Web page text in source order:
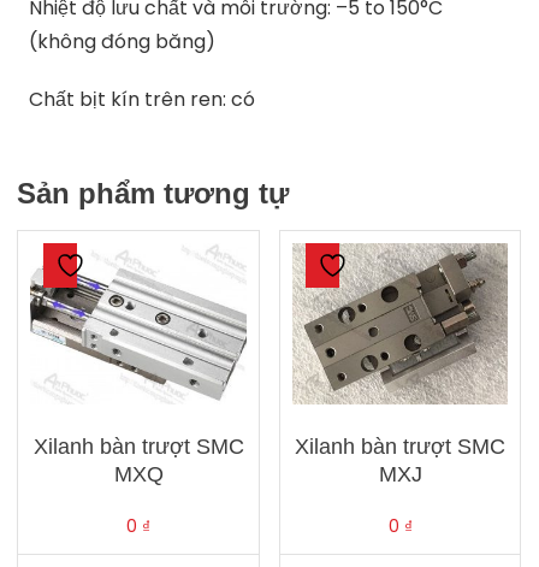
Nhiệt độ lưu chất và môi trường: –5 to 150°C
(không đóng băng)
Chất bịt kín trên ren: có
Sản phẩm tương tự
Xilanh bàn trượt SMC
MXQ
0 ₫
Xilanh bàn trượt SMC
MXJ
0 ₫